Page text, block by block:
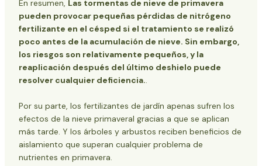
En resumen, Las tormentas de nieve de primavera
pueden provocar pequeñas pérdidas de nitrógeno
fertilizante en el césped si el tratamiento se realizó
poco antes de la acumulación de nieve. Sin embargo,
los riesgos son relativamente pequeños, y la
reaplicación después del último deshielo puede
resolver cualquier deficiencia..
Por su parte, los fertilizantes de jardín apenas sufren los
efectos de la nieve primaveral gracias a que se aplican
más tarde. Y los árboles y arbustos reciben beneficios de
aislamiento que superan cualquier problema de
nutrientes en primavera.